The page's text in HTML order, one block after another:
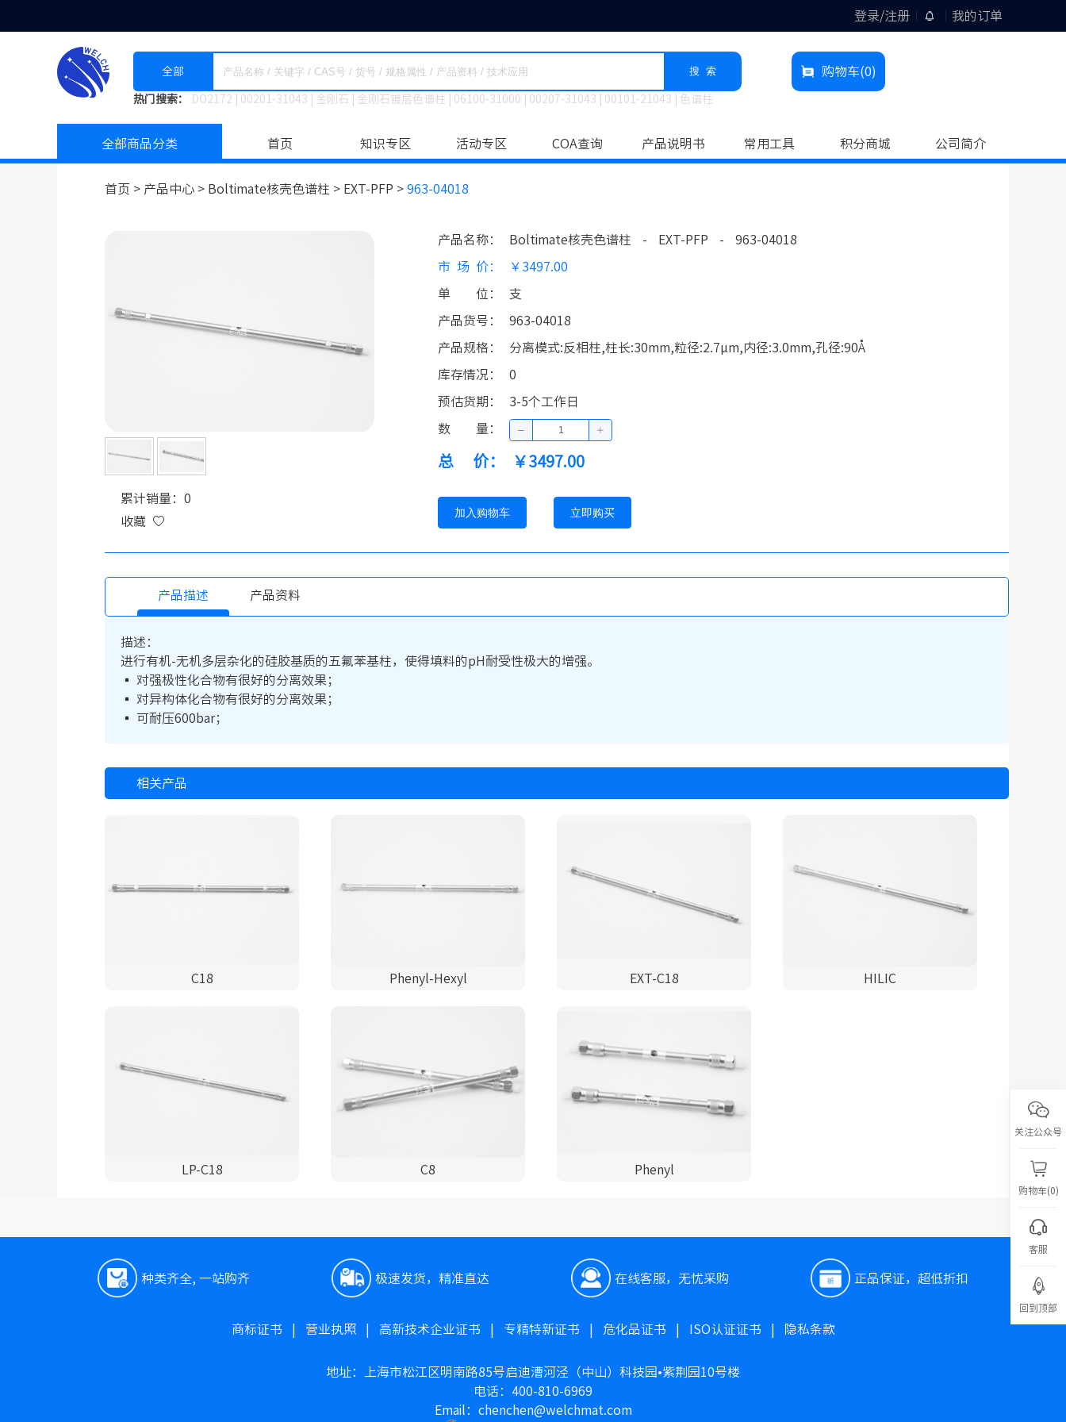
登录/注册 我的订单
全部 搜 索
热门搜索： DO2172 00201-31043 金刚石 金刚石镀层色谱柱 06100-31000 00207-31043 00101-21043 色谱柱
购物车(0)
全部商品分类 首页 知识专区 活动专区 COA查询 产品说明书 常用工具 积分商城 公司简介
首页 > 产品中心 > Boltimate核壳色谱柱 > EXT-PFP > 963-04018
累计销量：0
收藏
产品名称： Boltimate核壳色谱柱 - EXT-PFP - 963-04018
市场价： ￥3497.00
单位 ： 支
产品货号 ： 963-04018
产品规格： 分离模式:反相柱,柱长:30mm,粒径:2.7μm,内径:3.0mm,孔径:90Å
库存情况 ： 0
预估货期 ： 3-5个工作日
数量 ：
总价： ￥3497.00
加入购物车 立即购买
产品描述 产品资料
描述：
进行有机-无机多层杂化的硅胶基质的五氟苯基柱，使得填料的pH耐受性极大的增强。
▪ 对强极性化合物有很好的分离效果；
▪ 对异构体化合物有很好的分离效果；
▪ 可耐压600bar；
相关产品
C18 Phenyl-Hexyl EXT-C18 HILIC
LP-C18 C8 Phenyl
种类齐全, 一站购齐 极速发货，精准直达 在线客服，无忧采购 正品保证，超低折扣
商标证书 营业执照| 高新技术企业证书 专精特新证书 危化品证书 ISO认证证书 隐私条款
地址：上海市松江区明南路85号启迪漕河泾（中山）科技园•紫荆园10号楼
电话：400-810-6969
Email：chenchen@welchmat.com
关注公众号
购物车(0)
客服
回到顶部